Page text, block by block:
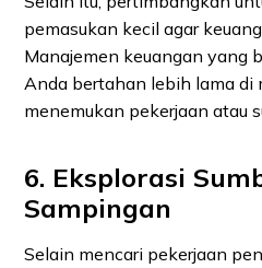
pemasukan kecil agar
Manajemen keuangan yang
Anda bertahan lebih lama di
menemukan pekerjaan atau
6. Eksplorasi
Sampingan
Selain mencari pekerjaan